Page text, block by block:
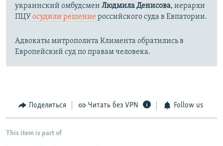
украинский омбудсмен Людмила Денисова, иерархи
ПЦУ осудили решение российского суда в Евпатории.
Адвокаты митрополита Климента обратились в
Европейский суд по правам человека.
Поделиться Читать без VPN Follow us
This item is part of